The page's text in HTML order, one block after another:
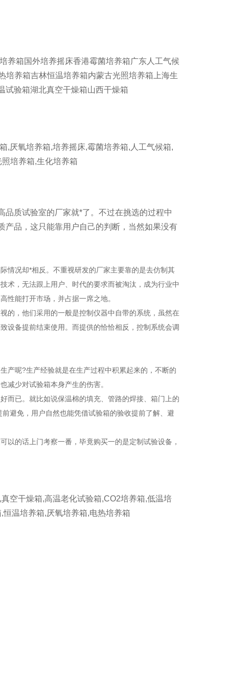
养箱国外培养摇床香港霉菌培养箱广东人工气候
培养箱吉林恒温培养箱内蒙古光照培养箱上海生
试验箱湖北真空干燥箱山西干燥箱
,厌氧培养箱,培养摇床,霉菌培养箱,人工气候箱,
培养箱,生化培养箱
品质试验室的厂家就*了。不过在挑选的过程中
产品，这只能靠用户自己的判断，当然如果没有
况却*相反。不重视研发的厂家主要靠的是去仿制其
术，无法跟上用户、时代的要求而被淘汰，成为行业中
性能打开市场，并占据一席之地。
，他们采用的一般是控制仪器中自带的系统，虽然在
设备提前结束使用。而提供的恰恰相反，控制系统会调
呢?生产经验就是在生产过程中积累起来的，不断的
减少对试验箱本身产生的伤害。
已。就比如说保温棉的填充、管路的焊接、箱门上的
避免，用户自然也能凭借试验箱的验收提前了解、避
的话上门考察一番，毕竟购买一的是定制试验设备，
空干燥箱,高温老化试验箱,CO2培养箱,低温培
温培养箱,厌氧培养箱,电热培养箱